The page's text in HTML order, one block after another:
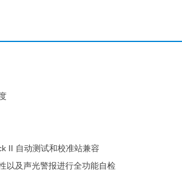
II 自动测试和校准站兼容
以及声光警报进行全功能自检